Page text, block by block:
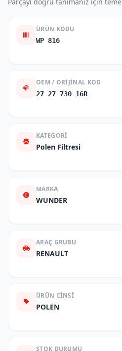
ÜRÜN KODU
WP 816
OEM / ORIJINAL KOD
27 27 730 16R
KATEGORI
Polen Filtresi
MARKA
WUNDER
ARAÇ GRUBU
RENAULT
ÜRÜN CINSI
POLEN
STOK DURUMU